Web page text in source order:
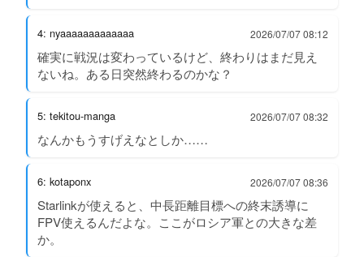
4: nyaaaaaaaaaaaaa 2026/07/07 08:12
確実に戦況は変わっているけど、終わりはまだ見え
ないね。ある日突然終わるのかな？
5: tekitou-manga 2026/07/07 08:32
なんかもうすげえなとしか……
6: kotaponx 2026/07/07 08:36
Starlinkが使えると、中長距離目標への終末誘導に
FPV使えるんだよな。ここがロシア軍との大きな差
か。